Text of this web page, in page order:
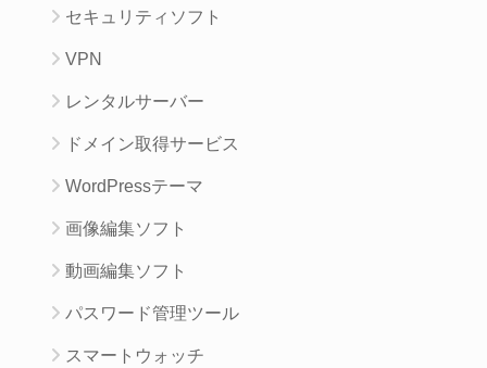
セキュリティソフト
VPN
レンタルサーバー
ドメイン取得サービス
WordPressテーマ
画像編集ソフト
動画編集ソフト
パスワード管理ツール
スマートウォッチ